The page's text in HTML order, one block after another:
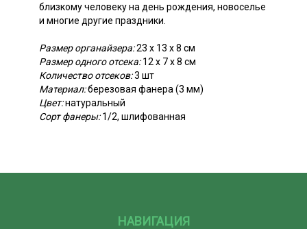
близкому человеку на день рождения, новоселье
и многие другие праздники.
Размер органайзера:23 х 13 х 8 см
Размер одного отсека:12 х 7 х 8 см
Количество отсеков:3 шт
Материал:березовая фанера (3 мм)
Цвет:натуральный
Сорт фанеры:1/2, шлифованная
НАВИГАЦИЯ